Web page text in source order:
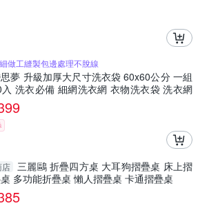
做工縫製包邊處理不脫線
夢 升級加厚大尺寸洗衣袋 60x60公分 一組
入 洗衣必備 細網洗衣網 衣物洗衣袋 洗衣網
袋
店 三麗鷗 折疊四方桌 大耳狗摺疊桌 床上摺
多功能折疊桌 懶人摺疊桌 卡通摺疊桌